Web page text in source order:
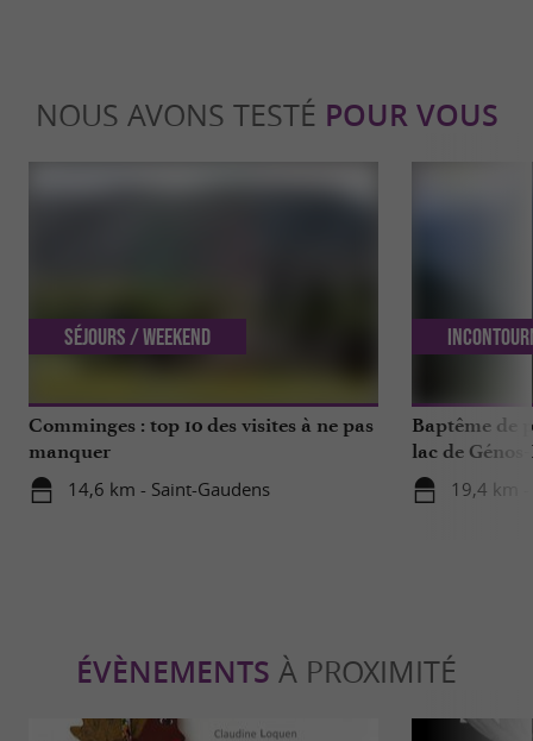
NOUS AVONS TESTÉ POUR VOUS
Comminges : top 10 des visites à ne pas
manquer
14,6 km - Saint-Gaudens
Séjours / Weekend
Baptême de
lac de
expérience à
19,4 km -
ÉVÈNEMENTS À PROXIMITÉ